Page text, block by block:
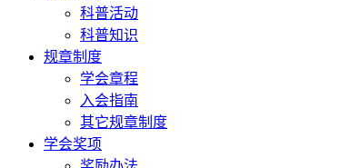
科普活动
科普知识
规章制度
学会章程
入会指南
其它规章制度
学会奖项